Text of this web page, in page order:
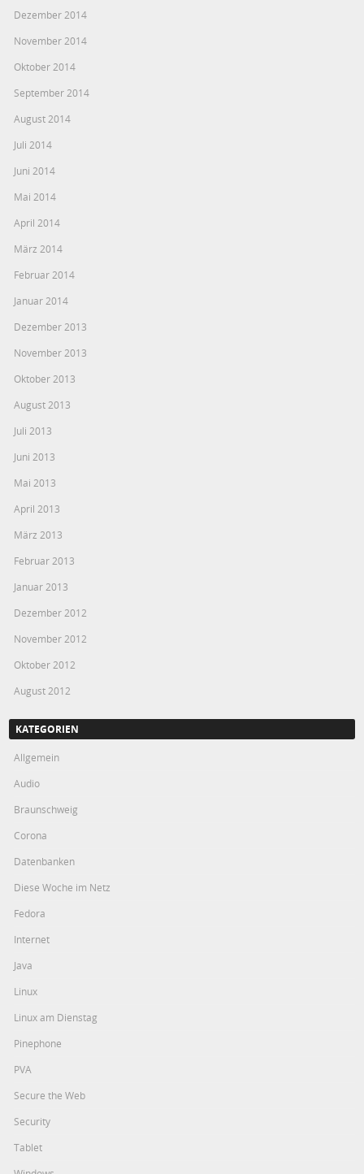
Dezember 2014
November 2014
Oktober 2014
September 2014
August 2014
Juli 2014
Juni 2014
Mai 2014
April 2014
März 2014
Februar 2014
Januar 2014
Dezember 2013
November 2013
Oktober 2013
August 2013
Juli 2013
Juni 2013
Mai 2013
April 2013
März 2013
Februar 2013
Januar 2013
Dezember 2012
November 2012
Oktober 2012
August 2012
KATEGORIEN
Allgemein
Audio
Braunschweig
Corona
Datenbanken
Diese Woche im Netz
Fedora
Internet
Java
Linux
Linux am Dienstag
Pinephone
PVA
Secure the Web
Security
Tablet